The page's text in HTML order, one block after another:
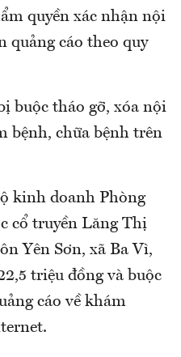
quyền xác nhận nội
quảng cáo theo quy
buộc tháo gỡ, xóa nội
bệnh, chữa bệnh trên
kinh doanh Phòng
cổ truyền Lăng Thị
Yên Sơn, xã Ba Vì,
triệu đồng và buộc
cáo về khám